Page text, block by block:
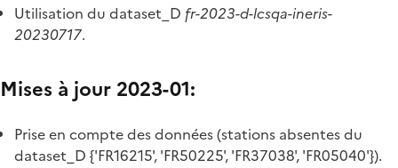
Utilisation du dataset_D fr-2023-d-lcsqa-ineris-
20230717.
Mises à jour 2023-01:
Prise en compte des données (stations absentes du
dataset_D {'FR16215', 'FR50225', 'FR37038', 'FR05040'}).